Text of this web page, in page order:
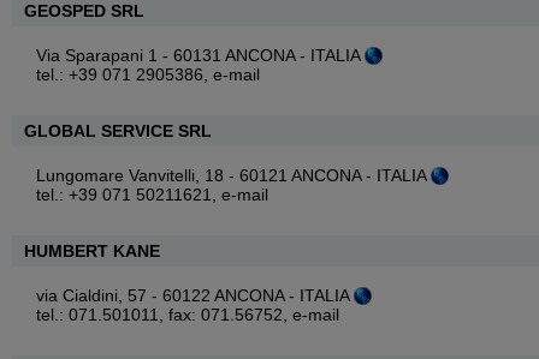
GEOSPED SRL
Via Sparapani 1 - 60131 ANCONA - ITALIA
tel.: +39 071 2905386, e-mail
GLOBAL SERVICE SRL
Lungomare Vanvitelli, 18 - 60121 ANCONA - ITALIA
tel.: +39 071 50211621, e-mail
HUMBERT KANE
via Cialdini, 57 - 60122 ANCONA - ITALIA
tel.: 071.501011, fax: 071.56752, e-mail